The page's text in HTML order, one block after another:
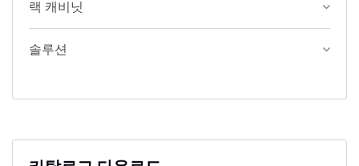
랙 캐비닛
솔루션